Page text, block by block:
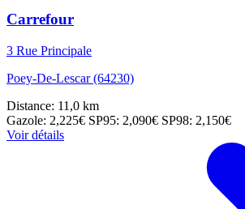
Carrefour
3 Rue Principale
Poey-De-Lescar (64230)
Distance: 11,0 km
Gazole: 2,225€ SP95: 2,090€ SP98: 2,150€
Voir détails